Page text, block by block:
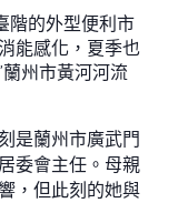
階的外型便利市
能感化，夏季也
州市黃河河流
是蘭州市廣武門
居委會主任。母親
，但此刻的她與